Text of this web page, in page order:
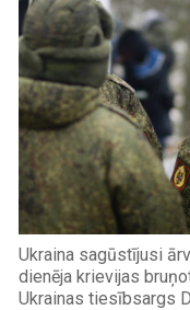
Ukraina sagūstījusi
dienēja krievijas
Ukrainas tiesībsargs